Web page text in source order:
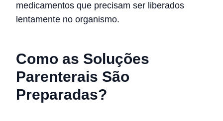
medicamentos que precisam ser liberados
lentamente no organismo.
Como as Soluções
Parenterais São
Preparadas?